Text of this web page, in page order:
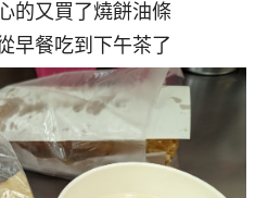
的又買了燒餅油條
早餐吃到下午茶了